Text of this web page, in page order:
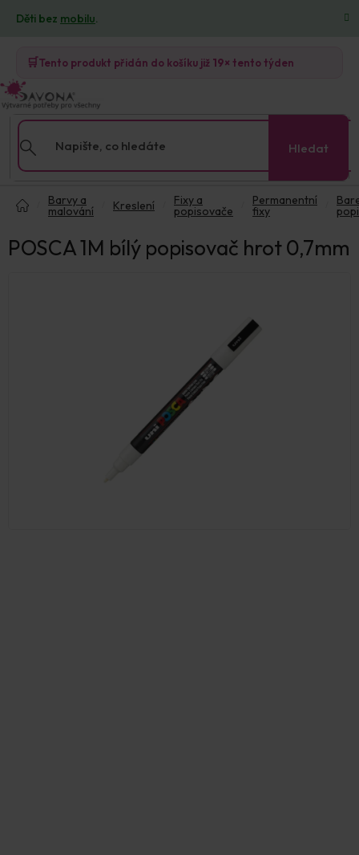
obsah
Děti bez mobilu.
🛒Tento produkt přidán do košíku již 19× tento týden
Hledat
Barvy a
malování Kreslení Fixy a
popisovače
Permanentní
fixy
POSCA 1M bílý popisovač hrot 0,7mm